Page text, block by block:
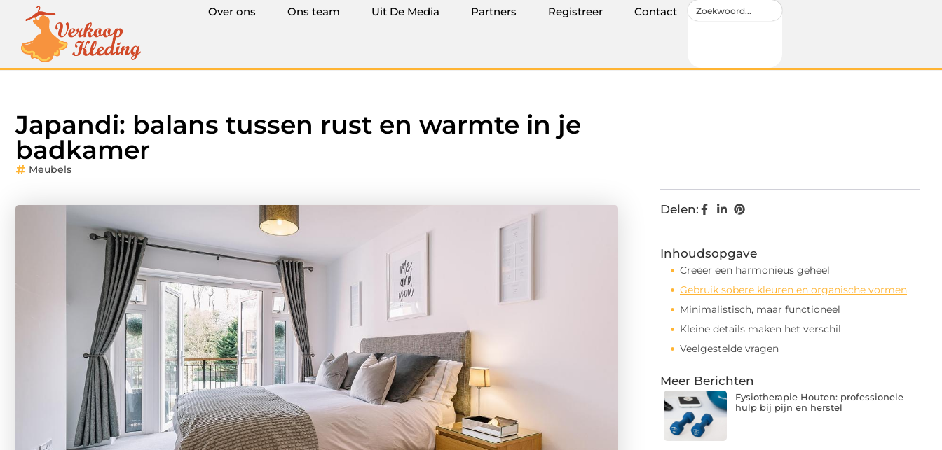
Over ons Ons team Uit De Media Partners Registreer Contact
Japandi: balans tussen rust en warmte in je
badkamer
Meubels
Delen:
Inhoudsopgave
Creëer een harmonieus geheel
Gebruik sobere kleuren en organische vormen
Minimalistisch, maar functioneel
Kleine details maken het verschil
Veelgestelde vragen
Meer Berichten
Fysiotherapie Houten: professionele
hulp bij pijn en herstel